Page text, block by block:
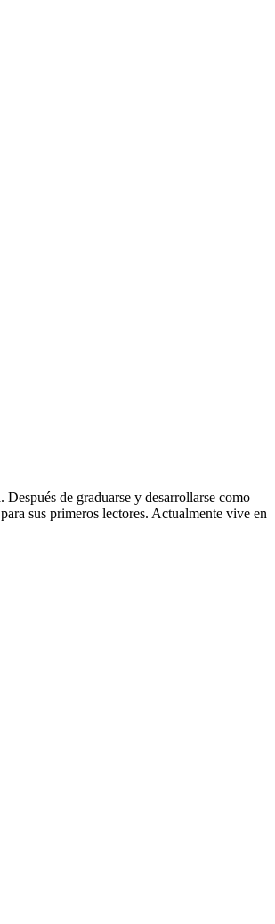
de graduarse y desarrollarse como
sus primeros lectores. Actualmente vive en